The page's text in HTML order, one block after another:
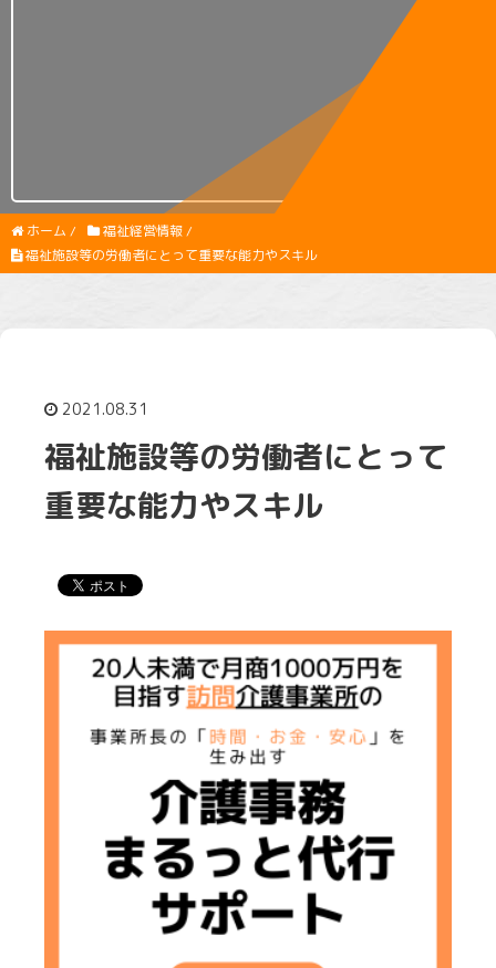
ホーム / 福祉経営情報/
福祉施設等の労働者にとって重要な能力やスキル
2021.08.31
福祉施設等の労働者にとって
重要な能力やスキル